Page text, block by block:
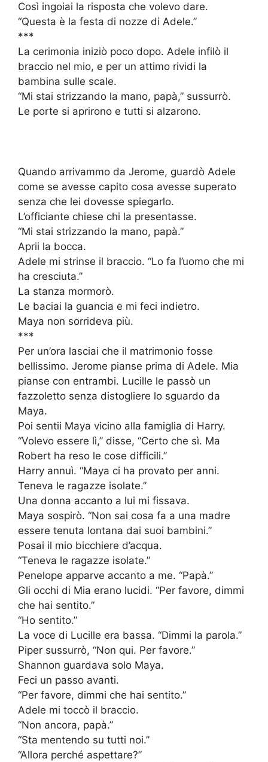
Così ingoiai la risposta che volevo dare.
“Questa è la festa di nozze di Adele.”
***
La cerimonia iniziò poco dopo. Adele infilò il
braccio nel mio, e per un attimo rividi la
bambina sulle scale.
“Mi stai strizzando la mano, papà,” sussurrò.
Le porte si aprirono e tutti si alzarono.
Quando arrivammo da Jerome, guardò Adele
come se avesse capito cosa avesse superato
senza che lei dovesse spiegarlo.
L’officiante chiese chi la presentasse.
“Mi stai strizzando la mano, papà.”
Aprii la bocca.
Adele mi strinse il braccio. “Lo fa l’uomo che mi
ha cresciuta.”
La stanza mormorò.
Le baciai la guancia e mi feci indietro.
Maya non sorrideva più.
***
Per un’ora lasciai che il matrimonio fosse
bellissimo. Jerome pianse prima di Adele. Mia
pianse con entrambi. Lucille le passò un
fazzoletto senza distogliere lo sguardo da
Maya.
Poi sentii Maya vicino alla famiglia di Harry.
“Volevo essere lì,” disse, “Certo che sì. Ma
Robert ha reso le cose difficili.”
Harry annuì. “Maya ci ha provato per anni.
Teneva le ragazze isolate.”
Una donna accanto a lui mi fissava.
Maya sospirò. “Non sai cosa fa a una madre
essere tenuta lontana dai suoi bambini.”
Posai il mio bicchiere d’acqua.
“Teneva le ragazze isolate.”
Penelope apparve accanto a me. “Papà.”
Gli occhi di Mia erano lucidi. “Per favore, dimmi
che hai sentito.”
“Ho sentito.”
La voce di Lucille era bassa. “Dimmi la parola.”
Piper sussurrò, “Non qui. Per favore.”
Shannon guardava solo Maya.
Feci un passo avanti.
“Per favore, dimmi che hai sentito.”
Adele mi toccò il braccio.
“Non ancora, papà.”
“Sta mentendo su tutti noi.”
“Allora perché aspettare?”